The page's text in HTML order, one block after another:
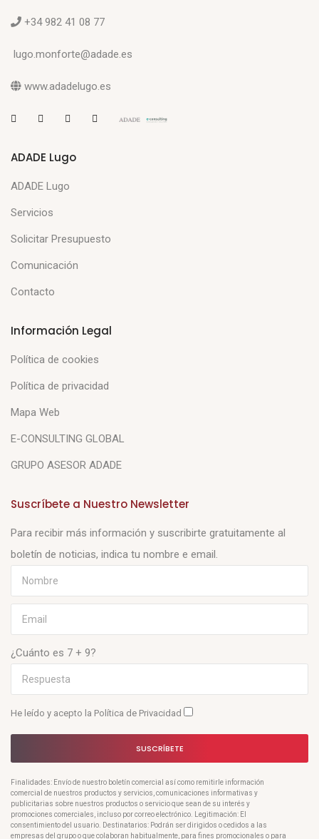
+34 982 41 08 77
lugo.monforte@adade.es
www.adadelugo.es
ADADE Lugo
ADADE Lugo
Servicios
Solicitar Presupuesto
Comunicación
Contacto
Información Legal
Política de cookies
Política de privacidad
Mapa Web
E-CONSULTING GLOBAL
GRUPO ASESOR ADADE
Suscríbete a Nuestro Newsletter
Para recibir más información y suscribirte gratuitamente al
boletín de noticias, indica tu nombre e email.
¿Cuánto es 7 + 9?
He leído y acepto la Política de Privacidad
SUSCRÍBETE
Finalidades: Envío de nuestro boletín comercial así como remitirle información
comercial de nuestros productos y servicios, comunicaciones informativas y
publicitarias sobre nuestros productos o servicio que sean de su interés y
promociones comerciales, incluso por correo electrónico. Legitimación: El
consentimiento del usuario. Destinatarios: Podrán ser dirigidos o cedidos a las
empresas del grupo o que colaboran habitualmente, para fines promocionales o para